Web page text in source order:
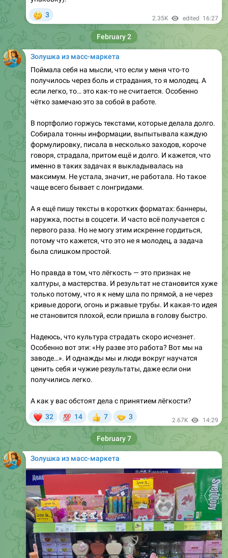
Золушка из масс-маркета
Поймала себя на мысли, что если у меня что-то
получилось через боль и страдания, то я молодец. А
если легко, то… это как-то не считается. Особенно
чётко замечаю это за собой в работе.
В портфолио горжусь текстами, которые делала долго.
формулировку, писала в несколько заходов, короче
говоря, страдала, притом ещё и долго. И кажется, что
именно в таких задачах я выкладывалась на
максимум. Не устала, значит, не работала. Но такое
чаще всего бывает с лонгридами.
А я ещё пишу тексты в коротких форматах: баннеры,
первого раза. Но не могу этим искренне гордиться,
потому что кажется, что это не я молодец, а задача
была слишком простой.
Но правда в том, что лёгкость — это признак не
только потому, что я к нему шла по прямой, а не через
кривые дороги, огонь и ржавые трубы. И какая-то идея
не становится плохой, если пришла в голову быстро.
Надеюсь, что культура страдать скоро исчезнет.
заводе…». И однажды мы и люди вокруг научатся
ценить себя и чужие результаты, даже если они
получились легко.
А как у вас обстоят дела с принятием лёгкости?
👍 2.67K
Золушка из масс-маркета
February 7